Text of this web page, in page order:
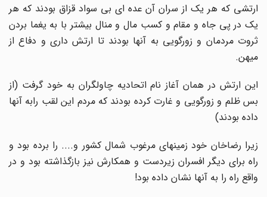
ارتشی که هر یک از سران آن عده ای بی سواد قزاق بودند که هر
یک در پی جاه و مقام و کسب مال و منال بیشتر با به یغما بردن
ثروت مردمان و زورگویی به آنها بودند تا ارتش داری و دفاع از
میهن.
این ارتش در همان آغاز نام اتحادیه چاولگران به خود گرفت (از
بس ظلم و زورگویی و غارت کرده بودند که مردم این لقب رابه آنها
داده بودند)
زیرا رضاخان خود زمینهای مرغوب شمال کشور و.... را برده بود و
راه برای دیگر افسران زیردست و همکارش نیز بازگذاشته بود و در
واقع راه را به آنها نشان داده بود!